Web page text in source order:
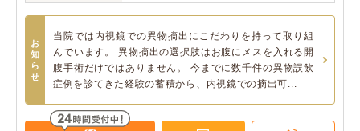
お
知
ら
せ
当院では内視鏡での異物摘出にこだわりを持って取り組
んでいます。 異物摘出の選択肢はお腹にメスを入れる開
腹手術だけではありません。 今までに数千件の異物誤飲
症例を診てきた経験の蓄積から、内視鏡での摘出可...